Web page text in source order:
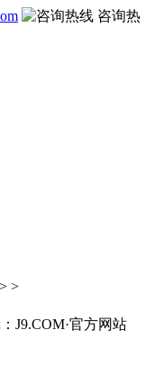
咨询热
> >
J9.COM·官方网站